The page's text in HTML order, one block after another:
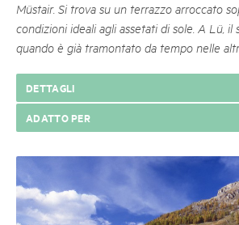
Müstair. Si trova su un terrazzo arroccato
condizioni ideali agli assetati di sole. A Lü, il
quando è già tramontato da tempo nelle
DETTAGLI
ADATTO PER